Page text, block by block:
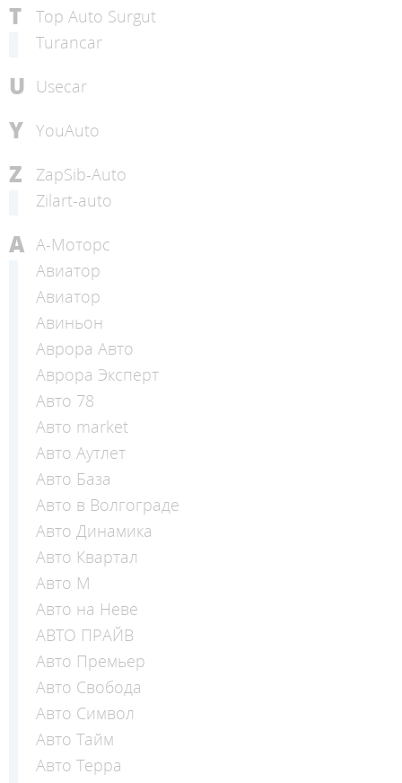
T
Top Auto Surgut
Turancar
U Usecar
Y YouAuto
Z
ZapSib-Auto
Zilart-auto
А А-Моторс
Авиатор
Авиатор
Авиньон
Аврора Авто
Аврора Эксперт
Авто 78
Авто market
Авто Аутлет
Авто База
Авто в Волгограде
Авто Динамика
Авто Квартал
Авто М
Авто на Неве
АВТО ПРАЙВ
Авто Премьер
Авто Свобода
Авто Символ
Авто Тайм
Авто Терра